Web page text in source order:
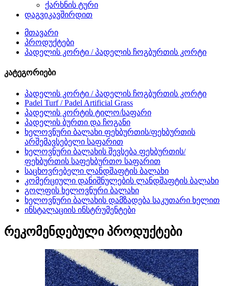
ქარხნის ტური
დაგვიკავშირდით
მთავარი
პროდუქტები
პადელის კორტი / პადელის ჩოგბურთის კორტი
კატეგორიები
პადელის კორტი / პადელის ჩოგბურთის კორტი
Padel Turf / Padel Artificial Grass
პადელის კორტის ტილო/საფარი
პადელის ბურთი და ჩოგანი
ხელოვნური ბალახი ფეხბურთის/ფეხბურთის
არშემავსებელი საფარით
ხელოვნური ბალახის შევსება ფეხბურთის/
ფეხბურთის საფეხბურთო საფარით
საცხოვრებელი ლანდშაფტის ბალახი
კომერციული დანიშნულების ლანდშაფტის ბალახი
გოლფის ხელოვნური ბალახი
ხელოვნური ბალახის დამზადება საკუთარი ხელით
ინსტალაციის ინსტრუმენტები
რეკომენდებული პროდუქტები